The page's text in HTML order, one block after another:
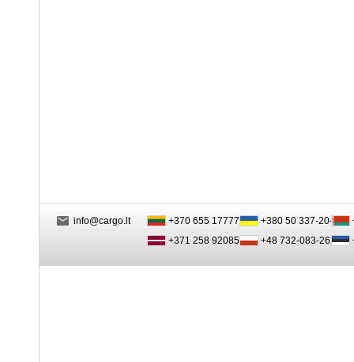
info@cargo.lt
+370 655 17777
+371 258 92085
+380 50 337-20-47
+48 732-083-262